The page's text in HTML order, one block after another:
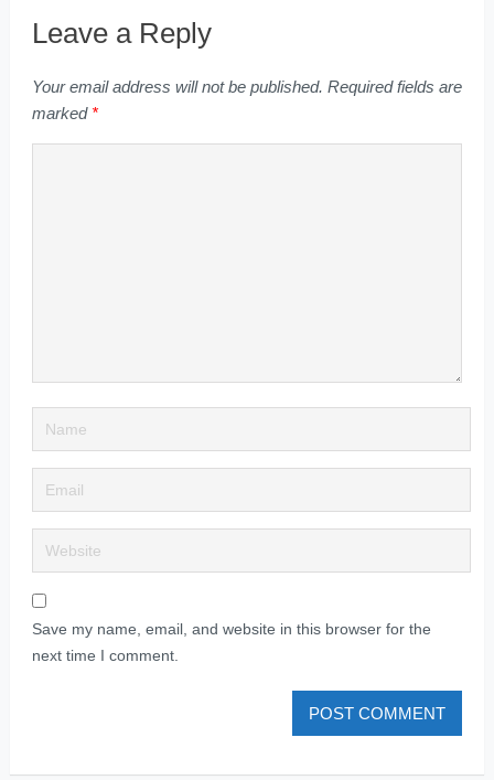
Leave a Reply
Your email address will not be published. Required fields are
marked *
Save my name, email, and website in this browser for the
next time I comment.